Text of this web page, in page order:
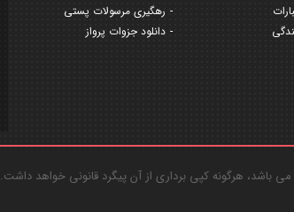
رهگیری مرسولات پستی
دانلود جزوات پرواز
می باشد، هرگونه کپی برداری از آن پیگرد قانونی خواهد داشت.